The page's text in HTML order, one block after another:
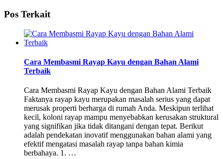
Pos Terkait
Cara Membasmi Rayap Kayu dengan Bahan Alami
Terbaik
Cara Membasmi Rayap Kayu dengan Bahan Alami Terbaik
Faktanya rayap kayu merupakan masalah serius yang dapat
merusak properti berharga di rumah Anda. Meskipun terlihat
kecil, koloni rayap mampu menyebabkan kerusakan struktural
yang signifikan jika tidak ditangani dengan tepat. Berikut
adalah pendekatan inovatif menggunakan bahan alami yang
efektif mengatasi masalah rayap tanpa bahan kimia
berbahaya. 1. …